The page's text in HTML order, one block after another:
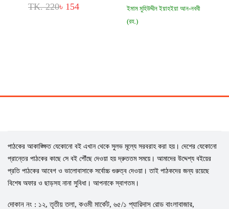
TK. 220৳ 154
ইমাম মুহিউদ্দীন ইয়াহইয়া আন-নববী
(রহ.)
পাঠকের আকাঙ্ক্ষিত যেকোনো বই এখান থেকে সুলভ মূল্যে সরবরাহ করা হয়। দেশের যেকোনো
প্রান্তের পাঠকের কাছে সে বই পৌঁছে দেওয়া হয় দ্রুততম সময়ে। আমাদের উদ্দেশ্য বইয়ের
প্রতি পাঠকের আবেগ ও ভালোবাসাকে সর্বোচ্চ গুরুত্ব দেওয়া। তাই পাঠকদের জন্য রয়েছে
বিশেষ অফার ও ছাড়সহ নানা সুবিধা। আপনাকে স্বাগতম।
দোকান নং : ১২, তৃতীয় তলা, কওমী মার্কেট, ৬৫/১ প্যারিদাস রোড বাংলাবাজার,